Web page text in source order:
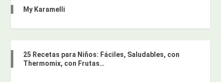
My Karamelli
25 Recetas para Niños: Fáciles, Saludables, con
Thermomix, con Frutas…